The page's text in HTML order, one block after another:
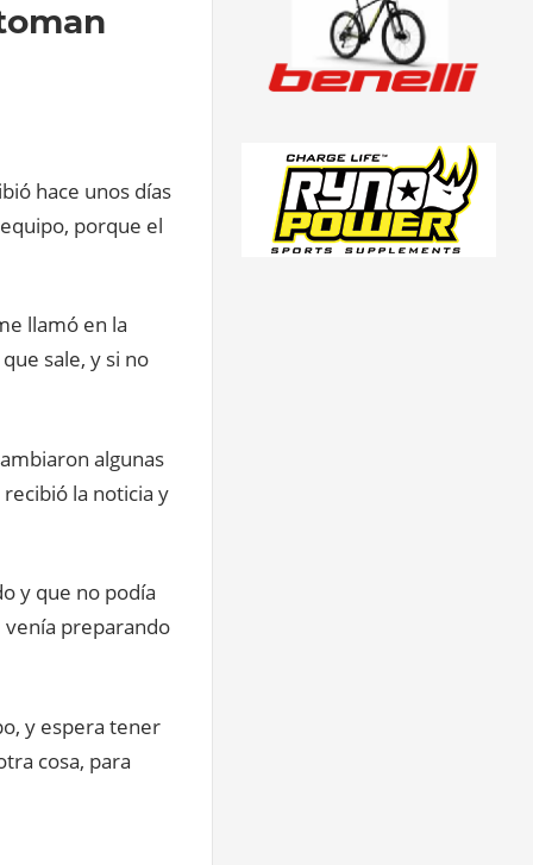
hace unos días
porque el
llamó en la
sale, y si no
algunas
la noticia y
y que no podía
venía preparando
y espera tener
cosa, para